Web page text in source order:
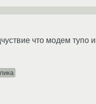
что модем тупо